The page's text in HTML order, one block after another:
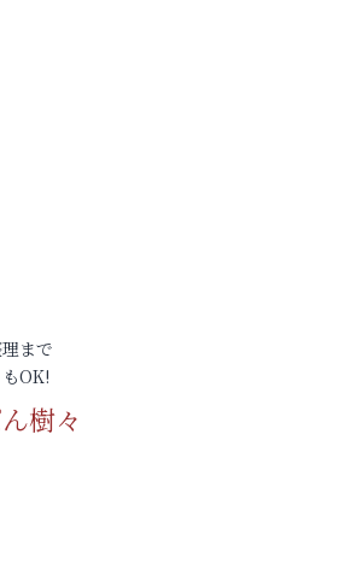
まで
OK!
樹々